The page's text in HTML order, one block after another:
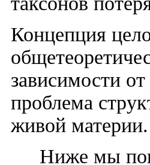
Концепция
зависимости
проблема
живой материи.
Ниже мы